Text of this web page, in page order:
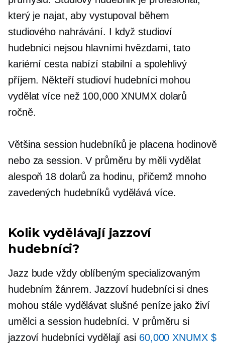
který je najat, aby vystupoval během
studiového nahrávání. I když studioví
hudebníci nejsou hlavními hvězdami, tato
kariérní cesta nabízí stabilní a spolehlivý
příjem. Někteří studioví hudebníci mohou
vydělat více než 100,000 XNUMX dolarů
ročně.
Většina session hudebníků je placena hodinově
nebo za session. V průměru by měli vydělat
alespoň 18 dolarů za hodinu, přičemž mnoho
zavedených hudebníků vydělává více.
Kolik vydělávají jazzoví
hudebníci?
Jazz bude vždy oblíbeným specializovaným
hudebním žánrem. Jazzoví hudebníci si dnes
mohou stále vydělávat slušné peníze jako živí
umělci a session hudebníci. V průměru si
jazzoví hudebníci vydělají asi 60,000 XNUMX $